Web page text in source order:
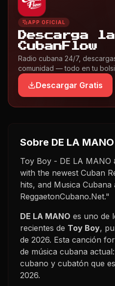
APP OFICIAL
Descarga
CubanFlow
Radio cubana 24/7,
comunidad — todo en tu
Descargar Gratis
Sobre DE LA MANO
Toy Boy - DE LA MANO
with the newest Cuban
hits, and Musica Cubana
ReggaetonCubano.Net."
DE LA MANO es uno de
recientes de Toy Boy,
de 2026. Esta canción
de música cubana
cubano y cubatón que
2026.